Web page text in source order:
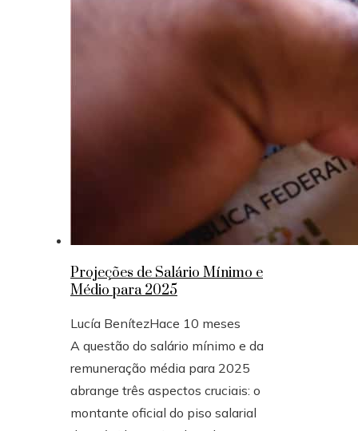
Projeções de Salário Mínimo e
Médio para 2025
Lucía BenítezHace 10 meses
A questão do salário mínimo e da
remuneração média para 2025
abrange três aspectos cruciais: o
montante oficial do piso salarial